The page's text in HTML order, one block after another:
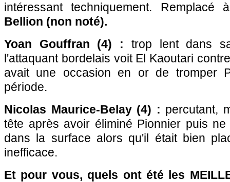
intéressant techniquement.
Bellion (non noté).
Yoan Gouffran (4) : trop lent dans
l'attaquant bordelais voit El Kaoutari
avait une occasion en or de tromper
période.
Nicolas Maurice-Belay (4) : percutant,
tête après avoir éliminé Pionnier puis
dans la surface alors qu'il était bien
inefficace.
Et pour vous, quels ont été les